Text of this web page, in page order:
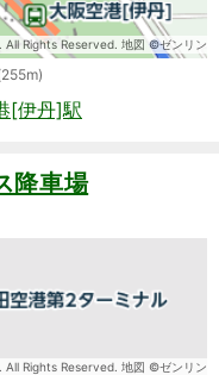
All Rights Reserved. 地図 ©ゼンリン
[伊丹]駅
降車場
All Rights Reserved. 地図 ©ゼンリン